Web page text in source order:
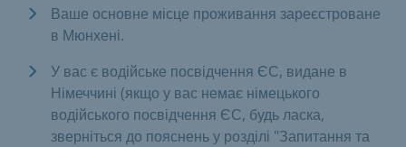
Ваше основне місце проживання зареєстроване
в Мюнхені.
У вас є водійське посвідчення ЄС, видане в
Німеччині (якщо у вас немає німецького
водійського посвідчення ЄС, будь ласка,
зверніться до пояснень у розділі "Запитання та